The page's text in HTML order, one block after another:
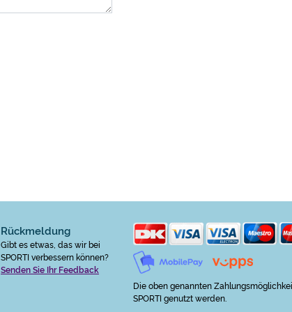
Rückmeldung
Gibt es etwas, das wir bei
SPORTI verbessern können?
Senden Sie Ihr Feedback
Die oben genannten
SPORTI genutzt werden.